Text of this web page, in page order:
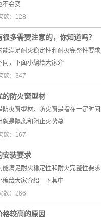
不会变
数：128
多需要注意的，你知道吗？
满足耐火稳定性和耐火完整性要
同，下面小编给大家介
数：347
的防火窗型材
火窗型材。防火窗是指在一定时
是隔离和阻止火势蔓
数：167
安装要求
满足耐火稳定性和耐火完整性要
给大家介绍一下其中
数：266
较高的原因